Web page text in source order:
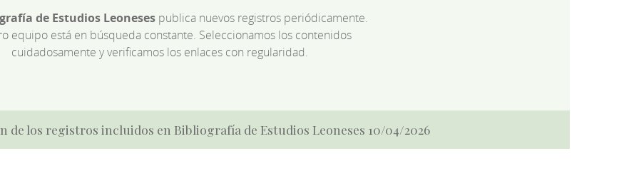
de Estudios Leonesespublica nuevos registros periódicamente.
equipo está en búsqueda constante. Seleccionamos los contenidos
cuidadosamente y verificamos los enlaces con regularidad.
de los registros incluidos en Bibliografía de Estudios Leoneses 10/04/2026